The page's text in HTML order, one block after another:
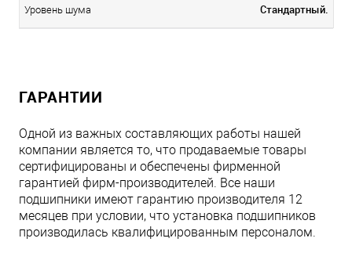
Уровень шума Стандартный.
ГАРАНТИИ
Одной из важных составляющих работы нашей
компании является то, что продаваемые товары
сертифицированы и обеспечены фирменной
гарантией фирм-производителей. Все наши
подшипники имеют гарантию производителя 12
месяцев при условии, что установка подшипников
производилась квалифицированным персоналом.